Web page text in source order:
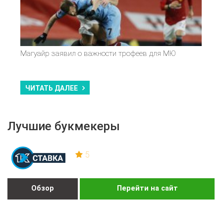
Лучшие букмекеры
5
Обзор Перейти на сайт
Магуайр заявил о важности трофеев для МЮ
ЧИТАТЬ ДАЛЕЕ